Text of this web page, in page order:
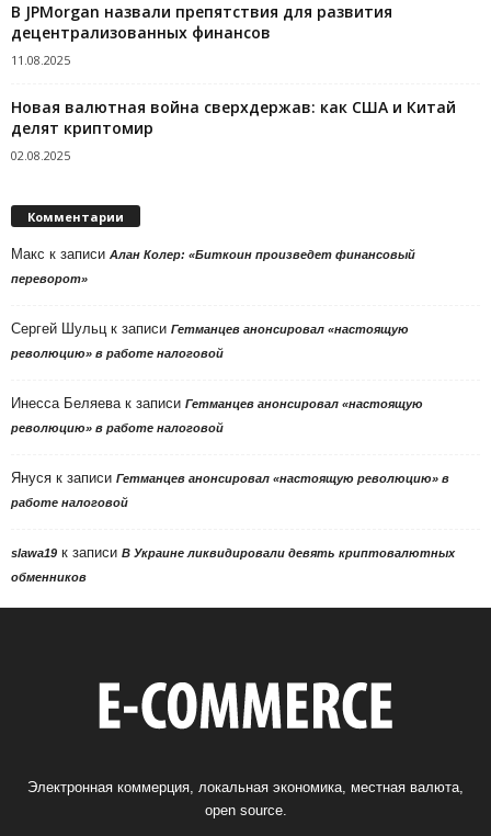
В JPMorgan назвали препятствия для развития
децентрализованных финансов
11.08.2025
Новая валютная война сверхдержав: как США и Китай
делят криптомир
02.08.2025
Комментарии
Макс к записи Алан Колер: «Биткоин произведет финансовый
переворот»
Сергей Шульцк записи Гетманцев анонсировал «настоящую
революцию» в работе налоговой
Инесса Беляевак записи Гетманцев анонсировал «настоящую
революцию» в работе налоговой
Януся к записи Гетманцев анонсировал «настоящую революцию» в
работе налоговой
slawa19 к записи В Украине ликвидировали девять криптовалютных
обменников
Электронная коммерция, локальная экономика, местная валюта,
open source.